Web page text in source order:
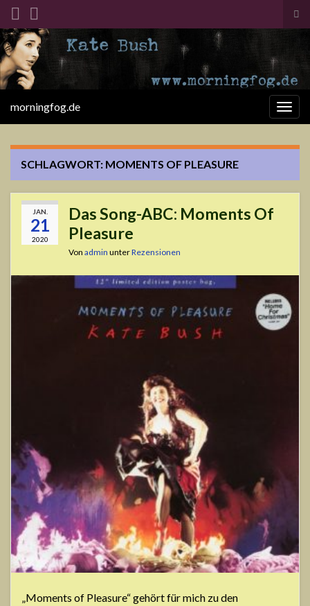
Search for:
morningfog.de
SCHLAGWORT: MOMENTS OF PLEASURE
JAN.
21
2020
Das Song-ABC: Moments Of
Pleasure
Von admin unterRezensionen
„Moments of Pleasure“ gehört für mich zu den